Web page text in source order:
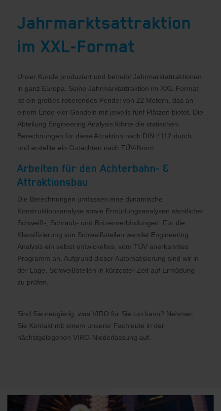
Jahrmarktsattraktion
im XXL-Format
Unser Kunde produziert und betreibt Jahrmarktattraktionen
in ganz Europa. Seine Jahrmarktattraktion im XXL-Format
ist ein großes rotierendes Pendel von 22 Metern, das an
einem Ende vier Gondeln mit jeweils fünf Plätzen bietet. Die
Abteilung Engineering Analysis führte die statischen
Berechnungen für diese Attraktion nach DIN 4112 durch
und erstellte ein Gutachten nach TÜV-Norm.
Arbeiten für den Achterbahn- &
Attraktionsbau
Die Berechnungen umfassen eine dynamische
Konstruktionsanalyse sowie Ermüdungsanalysen sämtlicher
Schweiß-, Schraub- und Bolzenverbindungen. Für die
Klassifizierung von Schweißstellen wendet Engineering
Analysis ein selbst entwickeltes, vom TÜV anerkanntes
Programm an. Aufgrund dieser Automatisierung sind wir in
der Lage, Schweißstellen in kürzester Zeit auf Ermüdung
zu prüfen.
Sind Sie neugierig, was VIRO für Sie tun kann? Nehmen
Sie Kontakt mit einem unserer Fachleute in der
nächstgelegenen VIRO-Niederlassung auf.